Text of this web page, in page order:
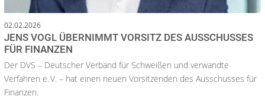
02.02.2026
JENS VOGL ÜBERNIMMT VORSITZ DES AUSSCHUSSES
FÜR FINANZEN
Der DVS – Deutscher Verband für Schweißen und verwandte
Verfahren e. V. – hat einen neuen Vorsitzenden des Ausschusses für
Finanzen.